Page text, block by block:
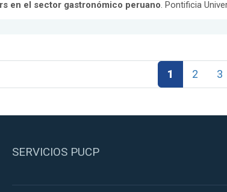
en el sector gastronómico peruano. Pontificia
1 2 3
SERVICIOS PUCP